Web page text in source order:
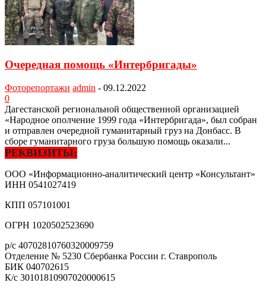
Очередная помощь «Интербригады»
Фоторепортажи admin - 09.12.2022
0
Дагестанской региональной общественной организацией
«Народное ополчение 1999 года «Интербригада», был собран
и отправлен очередной гуманитарный груз на Донбасс. В
сборе гуманитарного груза большую помощь оказали...
РЕКВИЗИТЫ:
ООО «Информационно-аналитический центр «Консультант»
ИНН 0541027419
КПП 057101001
ОГРН 1020502523690
р/с 40702810760320009759
Отделение № 5230 Сбербанка России г. Ставрополь
БИК 040702615
К/с 30101810907020000615